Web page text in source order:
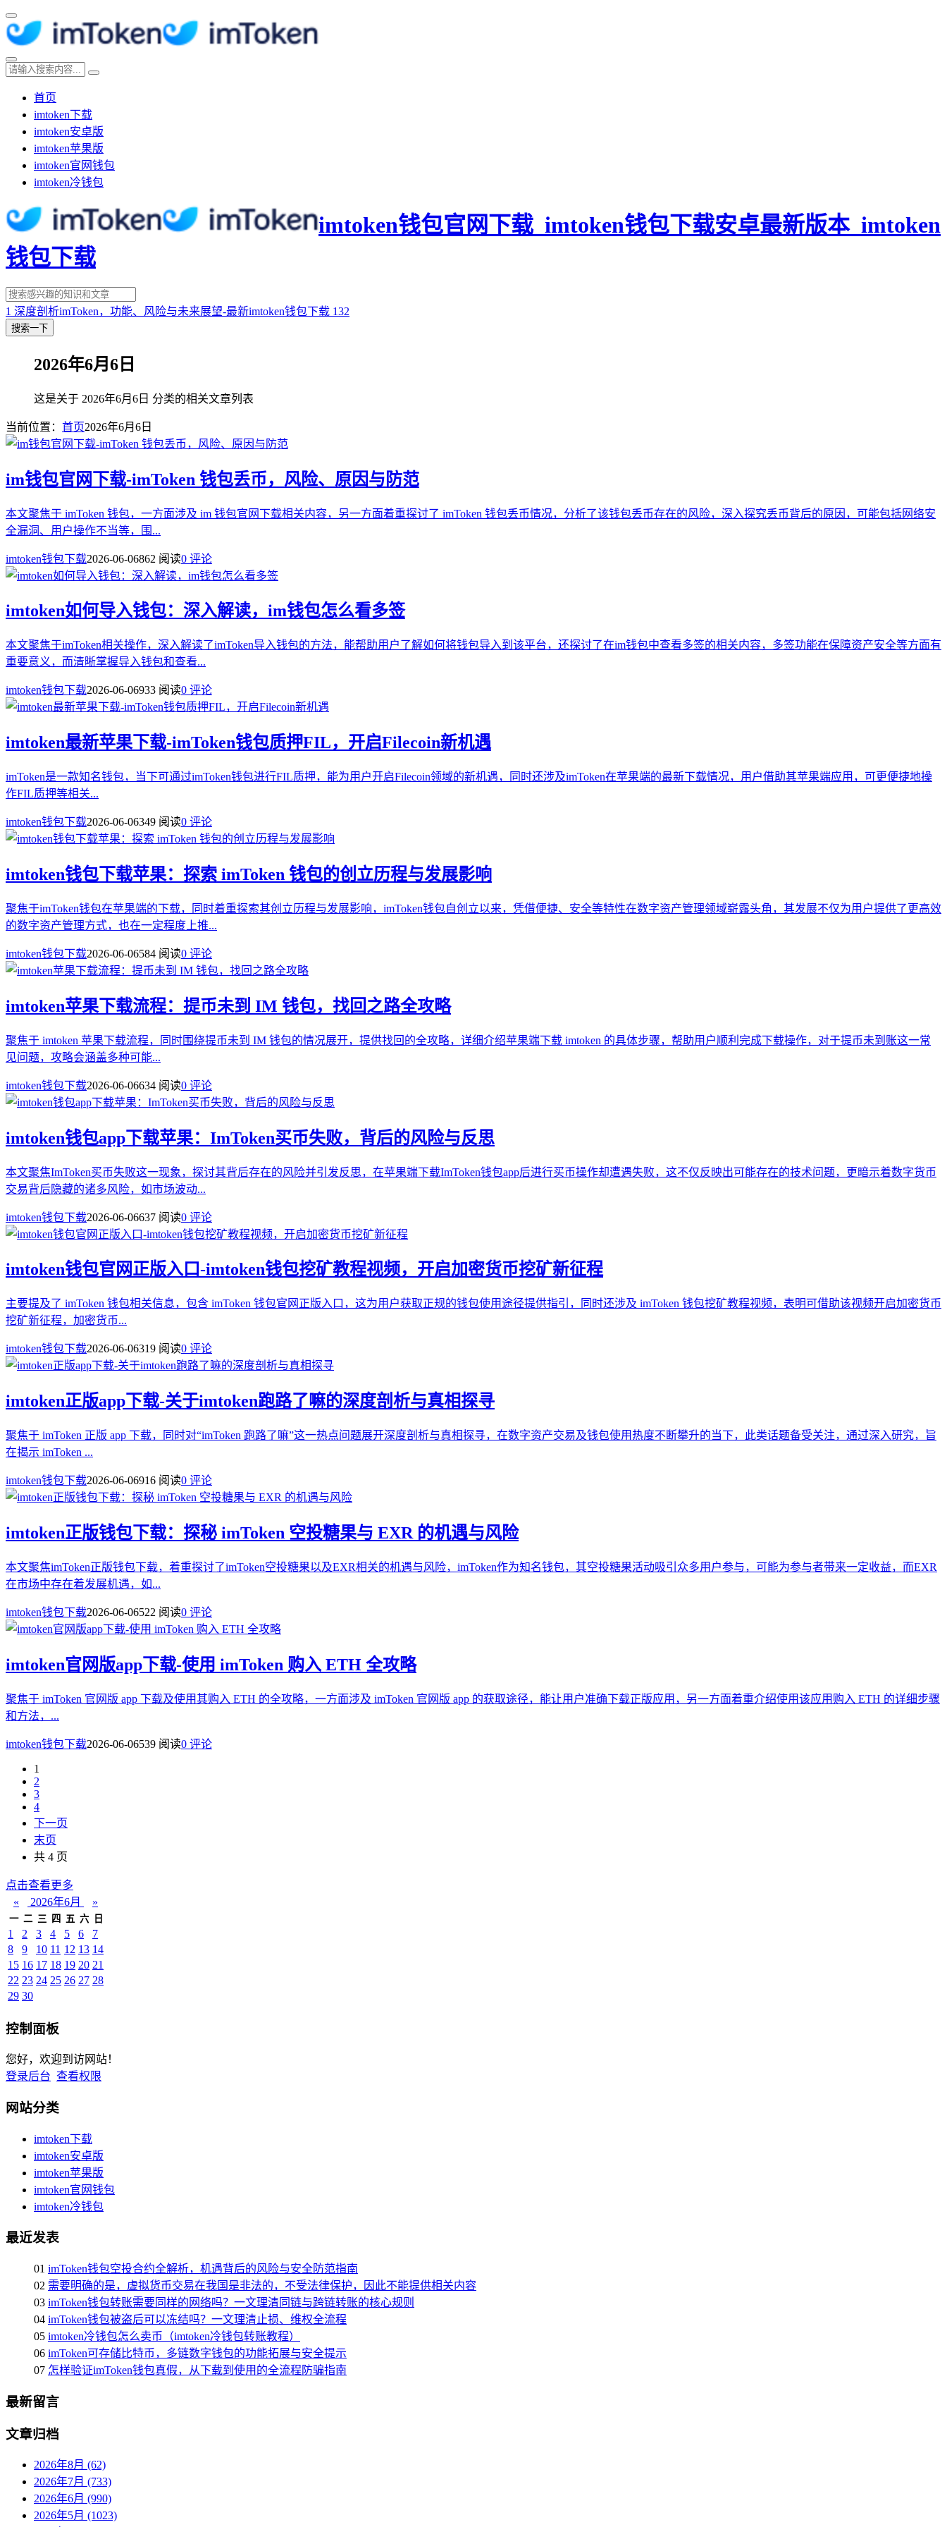
首页
imtoken下载
imtoken安卓版
imtoken苹果版
imtoken官网钱包
imtoken冷钱包
imtoken钱包官网下载_imtoken钱包下载安卓最新版本_imtoken
钱包下载
1 深度剖析imToken，功能、风险与未来展望-最新imtoken钱包下载 132
搜索一下
2026年6月6日
这是关于 2026年6月6日 分类的相关文章列表
当前位置： 首页2026年6月6日
im钱包官网下载-imToken 钱包丢币，风险、原因与防范
本文聚焦于 imToken 钱包，一方面涉及 im 钱包官网下载相关内容，另一方面着重探讨了 imToken 钱包丢币情况，分析了该钱包丢币存在的风险，深入探究丢币背后的原因，可能包括网络安
全漏洞、用户操作不当等，围...
imtoken钱包下载2026-06-06862 阅读0 评论
imtoken如何导入钱包：深入解读，im钱包怎么看多签
本文聚焦于imToken相关操作，深入解读了imToken导入钱包的方法，能帮助用户了解如何将钱包导入到该平台，还探讨了在im钱包中查看多签的相关内容，多签功能在保障资产安全等方面有
重要意义，而清晰掌握导入钱包和查看...
imtoken钱包下载2026-06-06933 阅读0 评论
imtoken最新苹果下载-imToken钱包质押FIL，开启Filecoin新机遇
imToken是一款知名钱包，当下可通过imToken钱包进行FIL质押，能为用户开启Filecoin领域的新机遇，同时还涉及imToken在苹果端的最新下载情况，用户借助其苹果端应用，可更便捷地操
作FIL质押等相关...
imtoken钱包下载2026-06-06349 阅读0 评论
imtoken钱包下载苹果：探索 imToken 钱包的创立历程与发展影响
聚焦于imToken钱包在苹果端的下载，同时着重探索其创立历程与发展影响，imToken钱包自创立以来，凭借便捷、安全等特性在数字资产管理领域崭露头角，其发展不仅为用户提供了更高效
的数字资产管理方式，也在一定程度上推...
imtoken钱包下载2026-06-06584 阅读0 评论
imtoken苹果下载流程：提币未到 IM 钱包，找回之路全攻略
聚焦于 imtoken 苹果下载流程，同时围绕提币未到 IM 钱包的情况展开，提供找回的全攻略，详细介绍苹果端下载 imtoken 的具体步骤，帮助用户顺利完成下载操作，对于提币未到账这一常
见问题，攻略会涵盖多种可能...
imtoken钱包下载2026-06-06634 阅读0 评论
imtoken钱包app下载苹果：ImToken买币失败，背后的风险与反思
本文聚焦ImToken买币失败这一现象，探讨其背后存在的风险并引发反思，在苹果端下载ImToken钱包app后进行买币操作却遭遇失败，这不仅反映出可能存在的技术问题，更暗示着数字货币
交易背后隐藏的诸多风险，如市场波动...
imtoken钱包下载2026-06-06637 阅读0 评论
imtoken钱包官网正版入口-imtoken钱包挖矿教程视频，开启加密货币挖矿新征程
主要提及了 imToken 钱包相关信息，包含 imToken 钱包官网正版入口，这为用户获取正规的钱包使用途径提供指引，同时还涉及 imToken 钱包挖矿教程视频，表明可借助该视频开启加密货币
挖矿新征程，加密货币...
imtoken钱包下载2026-06-06319 阅读0 评论
imtoken正版app下载-关于imtoken跑路了嘛的深度剖析与真相探寻
聚焦于 imToken 正版 app 下载，同时对“imToken 跑路了嘛”这一热点问题展开深度剖析与真相探寻，在数字资产交易及钱包使用热度不断攀升的当下，此类话题备受关注，通过深入研究，旨
在揭示 imToken ...
imtoken钱包下载2026-06-06916 阅读0 评论
imtoken正版钱包下载：探秘 imToken 空投糖果与 EXR 的机遇与风险
本文聚焦imToken正版钱包下载，着重探讨了imToken空投糖果以及EXR相关的机遇与风险，imToken作为知名钱包，其空投糖果活动吸引众多用户参与，可能为参与者带来一定收益，而EXR
在市场中存在着发展机遇，如...
imtoken钱包下载2026-06-06522 阅读0 评论
imtoken官网版app下载-使用 imToken 购入 ETH 全攻略
聚焦于 imToken 官网版 app 下载及使用其购入 ETH 的全攻略，一方面涉及 imToken 官网版 app 的获取途径，能让用户准确下载正版应用，另一方面着重介绍使用该应用购入 ETH 的详细步骤
和方法，...
imtoken钱包下载2026-06-06539 阅读0 评论
1
2
3
4
下一页
末页
共 4 页
点击查看更多
«
2026年6月 »
一 二 三 四 五 六 日
1 2 3 4 5 6
7
8
9 10 11 12 13 14
15 16 17 18 19 20 21
22 23 24 25 26 27 28
29 30
控制面板
您好，欢迎到访网站！
登录后台 查看权限
网站分类
imtoken下载
imtoken安卓版
imtoken苹果版
imtoken官网钱包
imtoken冷钱包
最近发表
01 imToken钱包空投合约全解析，机遇背后的风险与安全防范指南
02 需要明确的是，虚拟货币交易在我国是非法的，不受法律保护，因此不能提供相关内容
03 imToken钱包转账需要同样的网络吗？一文理清同链与跨链转账的核心规则
04 imToken钱包被盗后可以冻结吗？一文理清止损、维权全流程
05 imtoken冷钱包怎么卖币（imtoken冷钱包转账教程）
06 imToken可存储比特币，多链数字钱包的功能拓展与安全提示
07 怎样验证imToken钱包真假，从下载到使用的全流程防骗指南
最新留言
文章归档
2026年8月 (62)
2026年7月 (733)
2026年6月 (990)
2026年5月 (1023)